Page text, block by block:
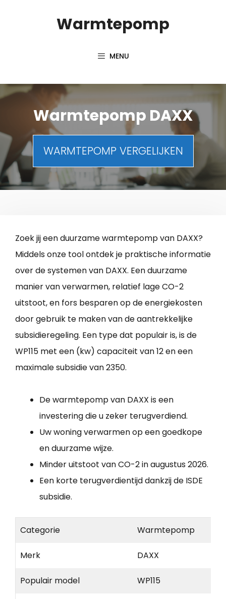
Warmtepomp
MENU
Warmtepomp DAXX
WARMTEPOMP VERGELIJKEN
Zoek jij een duurzame warmtepomp van DAXX?
Middels onze tool ontdek je praktische informatie
over de systemen van DAXX. Een duurzame
manier van verwarmen, relatief lage CO-2
uitstoot, en fors besparen op de energiekosten
door gebruik te maken van de aantrekkelijke
subsidieregeling. Een type dat populair is, is de
WP115 met een (kw) capaciteit van 12 en een
maximale subsidie van 2350.
De warmtepomp van DAXX is een
investering die u zeker terugverdiend.
Uw woning verwarmen op een goedkope
en duurzame wijze.
Minder uitstoot van CO-2 in augustus 2026.
Een korte terugverdientijd dankzij de ISDE
subsidie.
Categorie Warmtepomp
Merk DAXX
Populair model WP115